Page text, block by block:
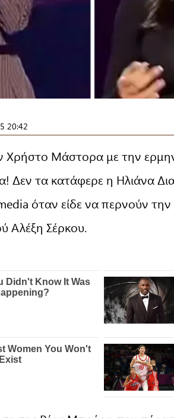
20:42
Χρήστο Μάστορα με την
Δεν τα κατάφερε η Ηλιάνα
όταν είδε να περνούν
Αλέξη Σέρκου.